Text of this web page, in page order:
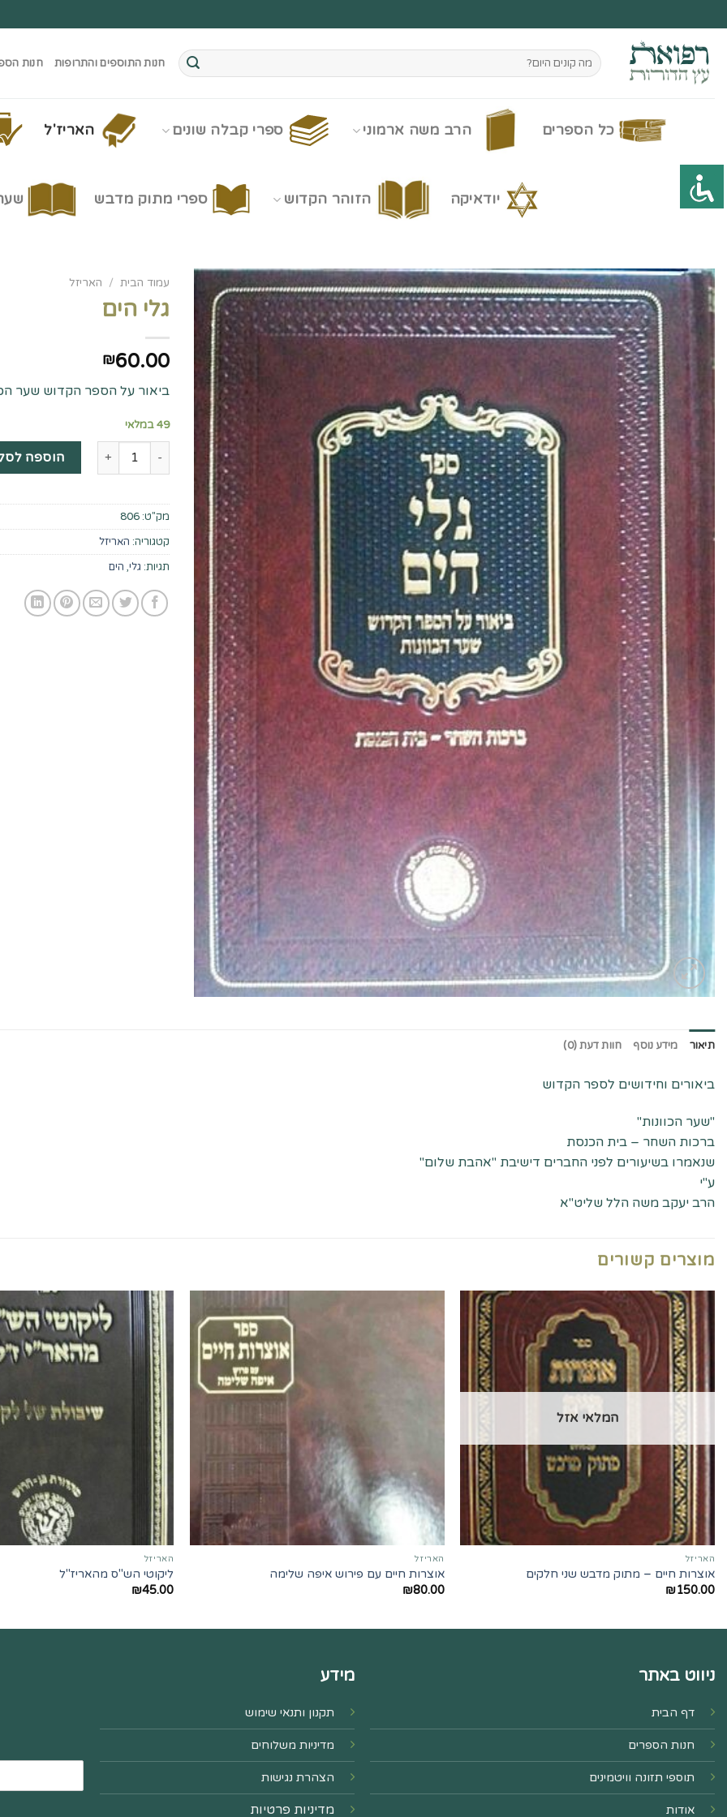
to
content
חיפוש
עבור:
חנות התוספים והתרופות חנות
כל הספרים הרב משה ארמוני ספרי קבלה שונים האריז'ל
יודאיקה הזוהר הקדוש ספרי מתוק מדבש
עמוד הבית / האריזל
גלי הים
₪60.00
ביאור על הספר הקדוש שער
49 במלאי
כמות של גלי הים הוספה
מק"ט: 806
קטגוריה: האריזל
תגיות: גלי, הים
תיאור מידע נוסף חוות דעת (0)
ביאורים וחידושים לספר הקדוש
"שער הכוונות"
ברכות השחר – בית הכנסת
שנאמרו בשיעורים לפני החברים דישיבת "אהבת שלום"
ע"י
הרב יעקב משה הלל שליט"א
מוצרים קשורים
המלאי אזל
האריזל
אוצרות חיים – מתוק מדבש שני חלקים
₪150.00
האריזל
אוצרות חיים עם פירוש איפה שלימה
₪80.00
האריזל
ליקוטי הש"ס מהאריז"ל
₪45.00
ניווט באתר
דף הבית
חנות הספרים
תוספי תזונה וויטמינים
אודות
מידע
תקנון ותנאי שימוש
מדיניות משלוחים
הצהרת נגישות
מדיניות פרטיות